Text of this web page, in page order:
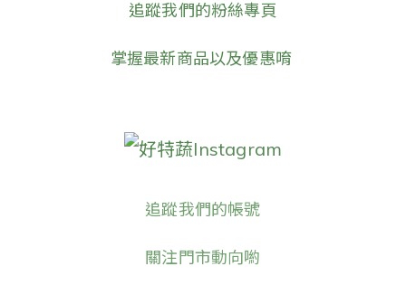
追蹤我們的粉絲專頁
掌握最新商品以及優惠唷
好特蔬Instagram
追蹤我們的帳號
關注門市動向喲